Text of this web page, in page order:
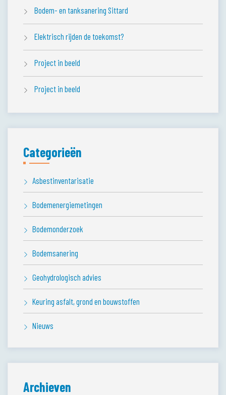
Bodem- en tanksanering Sittard
Elektrisch rijden de toekomst?
Project in beeld
Project in beeld
Categorieën
Asbestinventarisatie
Bodemenergiemetingen
Bodemonderzoek
Bodemsanering
Geohydrologisch advies
Keuring asfalt, grond en bouwstoffen
Nieuws
Archieven